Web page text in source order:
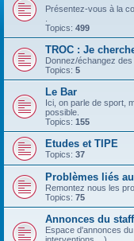
Présentez-vous à la
Topics: 499
TROC : Je
Donnez/échangez
Topics: 5
Le Bar
Ici, on parle de sport,
possible.
Topics: 155
Etudes et TIPE
Topics: 37
Problèmes liés
Remontez nous les
Topics: 75
Annonces du staff
Espace d'annonces